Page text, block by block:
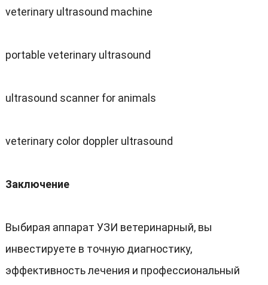
veterinary ultrasound machine
portable veterinary ultrasound
ultrasound scanner for animals
veterinary color doppler ultrasound
Заключение
Выбирая аппарат УЗИ ветеринарный, вы
инвестируете в точную диагностику,
эффективность лечения и профессиональный